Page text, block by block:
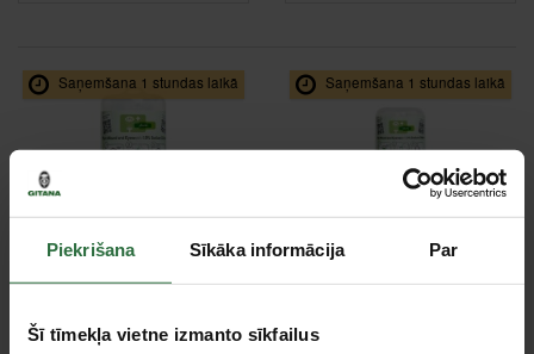
Piekrišana Sīkāka informācija Par
Šī tīmekļa vietne izmanto sīkfailus
Saņemšana 1 stundas laikā
PLUM 500ml
Saņemšana 1 stundas laikā